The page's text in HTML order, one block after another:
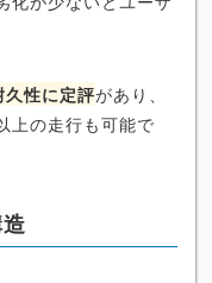
性に定評があり、
上の走行も可能で